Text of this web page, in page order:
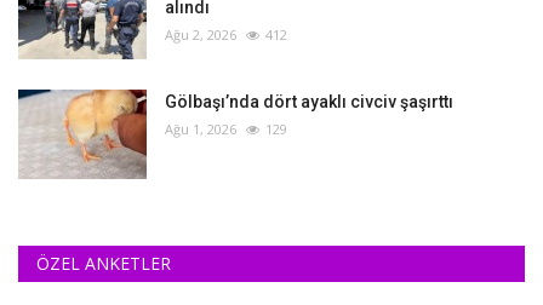
alındı
Ağu 2, 2026 412
Gölbaşı’nda dört ayaklı civciv şaşırttı
Ağu 1, 2026 129
ÖZEL ANKETLER